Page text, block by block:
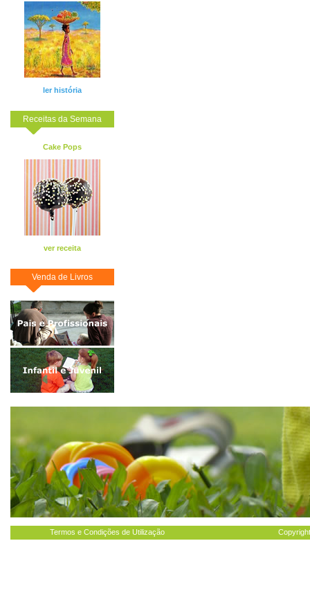
ler história
Receitas da Semana
Cake Pops
ver receita
Venda de Livros
Termos e Condições de Utilização